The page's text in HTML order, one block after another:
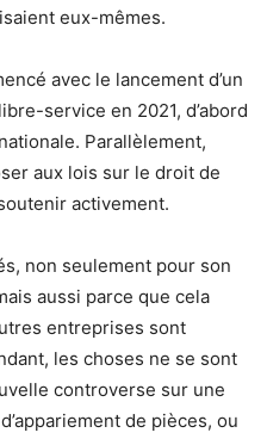
eux-mêmes.
avec le lancement d’un
service en 2021, d’abord
Parallèlement,
aux lois sur le droit de
activement.
non seulement pour son
aussi parce que cela
entreprises sont
les choses ne se sont
controverse sur une
de pièces, ou